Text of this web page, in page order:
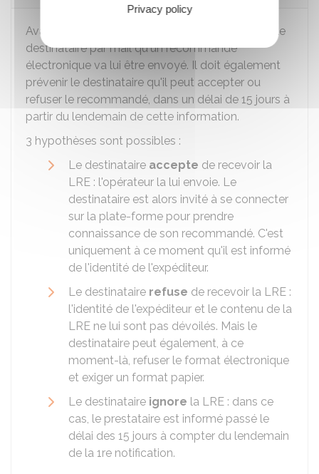
Avant l'envoi de la LRE, l'émetteur doit informer le
destinataire par mail qu'un recommandé
électronique va lui être envoyé. Il doit également
prévenir le destinataire qu'il peut accepter ou
refuser le recommandé, dans un délai de 15 jours à
partir du lendemain de cette information.
3 hypothèses sont possibles :
Le destinataire accepte de recevoir la
LRE : l'opérateur la lui envoie. Le
destinataire est alors invité à se connecter
sur la plate-forme pour prendre
connaissance de son recommandé. C'est
uniquement à ce moment qu'il est informé
de l'identité de l'expéditeur.
Le destinataire refuse de recevoir la LRE :
l'identité de l'expéditeur et le contenu de la
LRE ne lui sont pas dévoilés. Mais le
destinataire peut également, à ce
moment-là, refuser le format électronique
et exiger un format papier.
Le destinataire ignore la LRE : dans ce
cas, le prestataire est informé passé le
délai des 15 jours à compter du lendemain
de la 1re notification.
Privacy policy